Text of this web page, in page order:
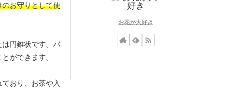
お守りとして使
円錐状です。バ
ができます。
おり、お茶や入
お花が大好き